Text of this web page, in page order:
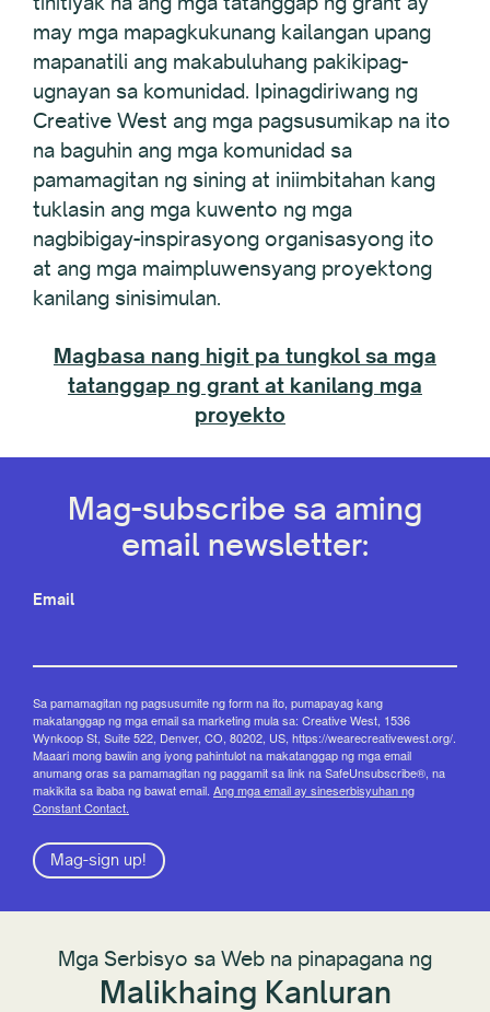
may mga mapagkukunang kailangan upang
mapanatili ang makabuluhang pakikipag-
ugnayan sa komunidad. Ipinagdiriwang ng
Creative West ang mga pagsusumikap na ito
na baguhin ang mga komunidad sa
pamamagitan ng sining at iniimbitahan kang
tuklasin ang mga kuwento ng mga
nagbibigay-inspirasyong organisasyong ito
at ang mga maimpluwensyang proyektong
kanilang sinisimulan.
Magbasa nang higit pa tungkol sa mga
tatanggap ng grant at kanilang mga
proyekto
Mag-subscribe sa aming
email newsletter:
Email
Sa pamamagitan ng pagsusumite ng form na ito, pumapayag kang
makatanggap ng mga email sa marketing mula sa: Creative West, 1536
Wynkoop St, Suite 522, Denver, CO, 80202, US, https://wearecreativewest.org/.
Maaari mong bawiin ang iyong pahintulot na makatanggap ng mga email
anumang oras sa pamamagitan ng paggamit sa link na SafeUnsubscribe®, na
makikita sa ibaba ng bawat email. Ang mga email ay sineserbisyuhan ng
Constant Contact.
Mag-sign up!
Mga Serbisyo sa Web na pinapagana ng
Malikhaing Kanluran